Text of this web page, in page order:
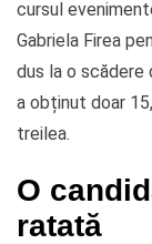
cursul
Gabriela Firea
dus la o scădere
a obținut doar
treilea.
O
ratată